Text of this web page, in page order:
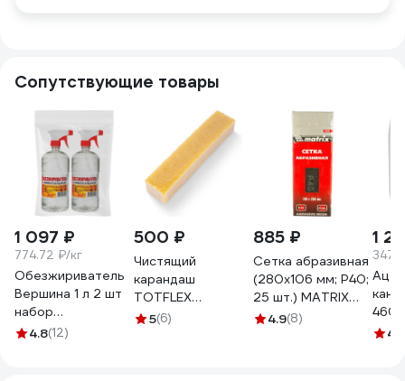
Сопутствующие товары
1 097 ₽
774.72 ₽/кг
Обезжириватель
Вершина 1 л 2 шт
набор
ВИ4607019162116
4.8(12)
500 ₽
Чистящий
карандаш
TOTFLEX
200x40x40
5(6)
885 ₽
Сетка абразивная
(280х106 мм; P40;
25 шт.) MATRIX
75164
4.9(8)
1
4.2